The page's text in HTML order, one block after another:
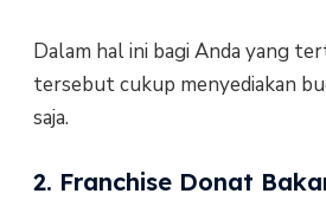
Dalam hal ini bagi Anda yang
tersebut cukup menyediakan
saja.
2. Franchise Donat